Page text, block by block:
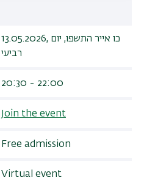
13.05.2026, כו אייר התשפו, יום
רביעי
20:30 - 22:00
Join the event
Free admission
Virtual event